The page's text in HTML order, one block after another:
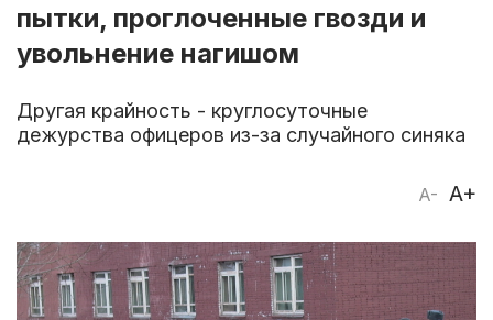
пытки, проглоченные гвозди и
увольнение нагишом
Другая крайность - круглосуточные
дежурства офицеров из-за случайного синяка
A- A+